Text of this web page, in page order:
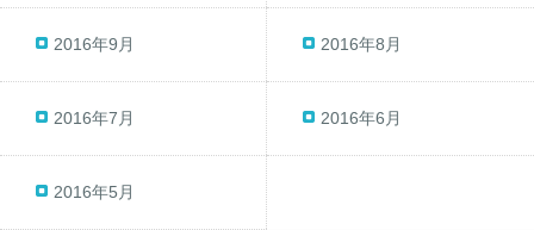
2016年9月 2016年8月
2016年7月 2016年6月
2016年5月